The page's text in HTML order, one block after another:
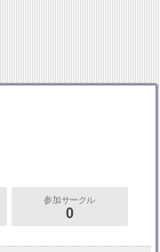
参加サークル
0